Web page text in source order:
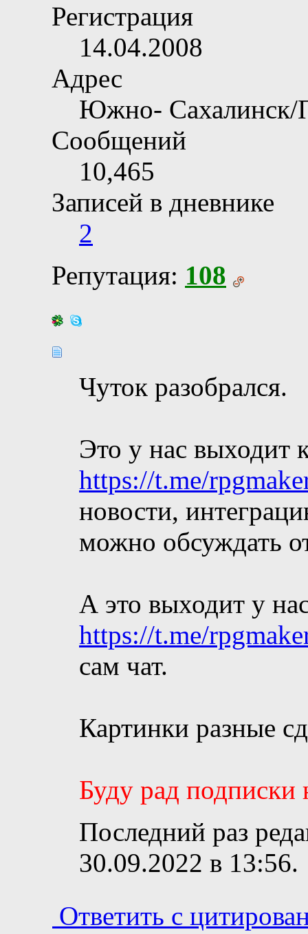
Регистрация
14.04.2008
Адрес
Южно- Сахалинск/
Сообщений
10,465
Записей в дневнике
2
Репутация: 108
Чуток разобрался.
Это у нас выходит
https://t.me/
новости,
можно обсуждать
А это выходит у
https://t.me/
сам чат.
Картинки разные
Буду рад подписки
Последний раз
30.09.2022 в 13:56.
Ответить с